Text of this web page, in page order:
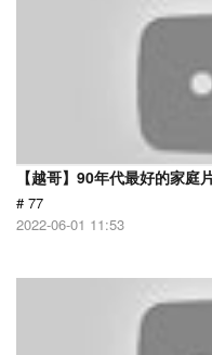
【越哥】90年代最好的家
# 77
2022-06-01 11:53